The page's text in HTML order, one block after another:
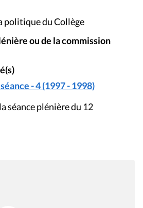
politique du Collège
ou de la commission
- 4 (1997 - 1998)
séance plénière du 12